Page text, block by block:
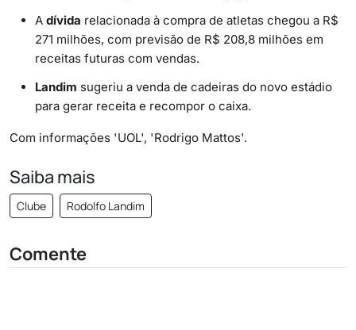
A dívida relacionada à compra de atletas chegou a R$
271 milhões, com previsão de R$ 208,8 milhões em
receitas futuras com vendas.
Landim sugeriu a venda de cadeiras do novo estádio
para gerar receita e recompor o caixa.
Com informações 'UOL', 'Rodrigo Mattos'.
Saiba mais
Clube Rodolfo Landim
Comente